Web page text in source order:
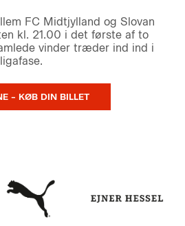
FC Midtjylland og Slovan
kl. 21.00 i det første af to
vinder træder ind ind i
– KØB DIN BILLET